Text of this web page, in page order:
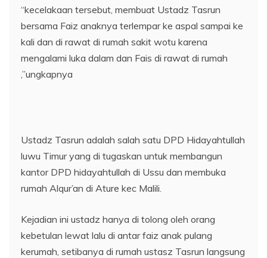
“kecelakaan tersebut, membuat Ustadz Tasrun
bersama Faiz anaknya terlempar ke aspal sampai ke
kali dan di rawat di rumah sakit wotu karena
mengalami luka dalam dan Fais di rawat di rumah
,”ungkapnya
Ustadz Tasrun adalah salah satu DPD Hidayahtullah
luwu Timur yang di tugaskan untuk membangun
kantor DPD hidayahtullah di Ussu dan membuka
rumah Alqur’an di Ature kec Malili.
Kejadian ini ustadz hanya di tolong oleh orang
kebetulan lewat lalu di antar faiz anak pulang
kerumah, setibanya di rumah ustasz Tasrun langsung